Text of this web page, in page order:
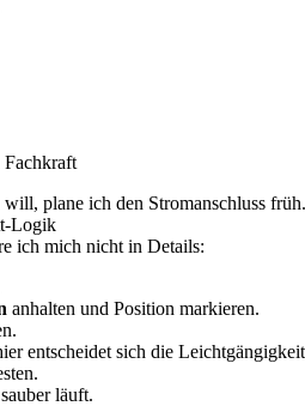
Fachkraft
plane ich den Stromanschluss
Logik
ich mich nicht in Details:
anhalten und Position markieren.
entscheidet sich die
läuft.